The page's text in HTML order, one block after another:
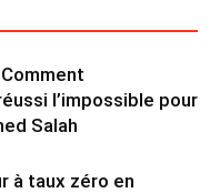
l’impossible pour
Salah
à taux zéro en